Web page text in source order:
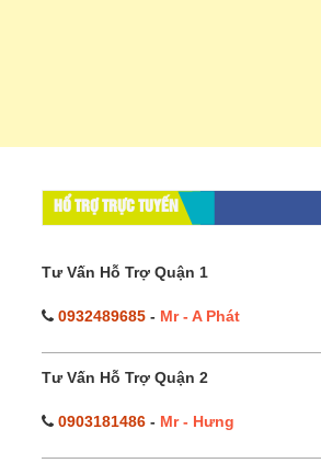
HỔ TRỢ TRỰC TUYẾN
Tư Vấn Hỗ Trợ Quận 1
0932489685 - Mr - A Phát
Tư Vấn Hỗ Trợ Quận 2
0903181486 - Mr - Hưng